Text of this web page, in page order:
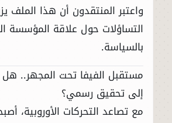
واعتبر المنتقدون أن هذا الملف
التساؤلات حول علاقة المؤسسة
بالسياسة.
مستقبل الفيفا تحت المجهر.. هل
إلى تحقيق رسمي؟
مع تصاعد التحركات الأوروبية،